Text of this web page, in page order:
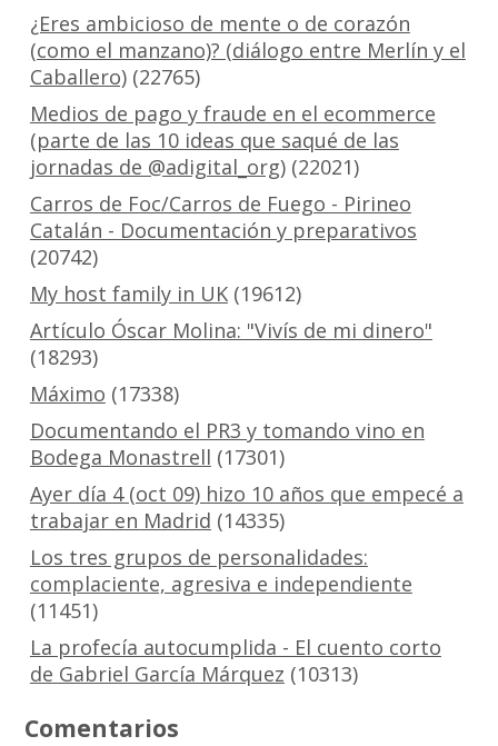
¿Eres ambicioso de mente o de corazón
(como el manzano)? (diálogo entre Merlín y el
Caballero)(22765)
Medios de pago y fraude en el ecommerce
(parte de las 10 ideas que saqué de las
jornadas de @adigital_org)(22021)
Carros de Foc/Carros de Fuego - Pirineo
Catalán - Documentación y preparativos
(20742)
My host family in UK(19612)
Artículo Óscar Molina: "Vivís de mi dinero"
(18293)
Máximo (17338)
Documentando el PR3 y tomando vino en
Bodega Monastrell (17301)
Ayer día 4 (oct 09) hizo 10 años que empecé a
trabajar en Madrid (14335)
Los tres grupos de personalidades:
complaciente, agresiva e independiente
(11451)
La profecía autocumplida - El cuento corto
de Gabriel García Márquez (10313)
Comentarios